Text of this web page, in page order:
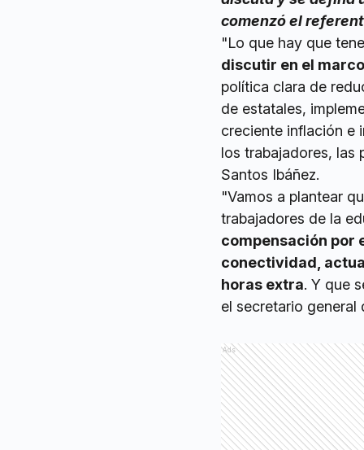
comenzó el
"Lo que hay que
discutir en el
política clara de
de estatales,
creciente inflación e
los trabajadores, las
Santos Ibáñez.
"Vamos a plantear
trabajadores de la
compensación por
conectividad,
horas extra. Y que
el secretario general
Ads